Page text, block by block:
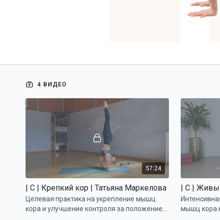
4 ВИДЕО
57:24
| С | Крепкий кор | Татьяна Маркелова
Целевая практика на укрепление мышц
кора и улучшение контроля за положением
мышц кора